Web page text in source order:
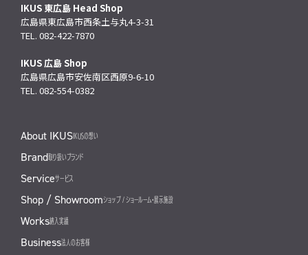
IKUS 東広島 Head Shop
広島県東広島市西条土与丸4-3-31
TEL. 082-422-7870
IKUS 広島 Shop
広島県広島市安佐南区西原9-6-10
TEL. 082-554-0382
About IKUS IKUSの想い
Brand取り扱いブランド
Serviceサービス
Shop / Showroomショップ / ショールーム・展示施設
Works納入実績
Business法人のお客様